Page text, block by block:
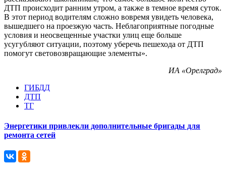
ДТП происходит ранним утром, а также в темное время суток.
В этот период водителям сложно вовремя увидеть человека,
вышедшего на проезжую часть. Неблагоприятные погодные
условия и неосвещенные участки улиц еще больше
усугубляют ситуации, поэтому уберечь пешехода от ДТП
помогут световозвращающие элементы».
ИА «Орелград»
ГИБДД
ДТП
ТГ
Энергетики привлекли дополнительные бригады для
ремонта сетей